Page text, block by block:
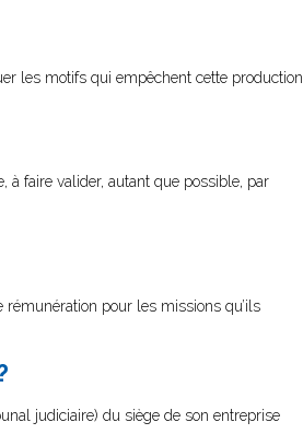
les motifs qui empêchent cette production
à faire valider, autant que possible, par
rémunération pour les missions qu’ils
judiciaire) du siège de son entreprise